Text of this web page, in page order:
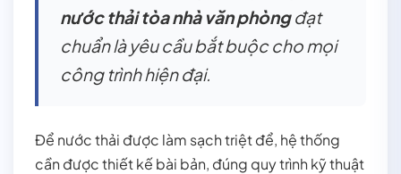
nước thải tòa nhà văn phòngđạt
chuẩn là yêu cầu bắt buộc cho mọi
công trình hiện đại.
Để nước thải được làm sạch triệt để, hệ thống
cần được thiết kế bài bản, đúng quy trình kỹ thuật